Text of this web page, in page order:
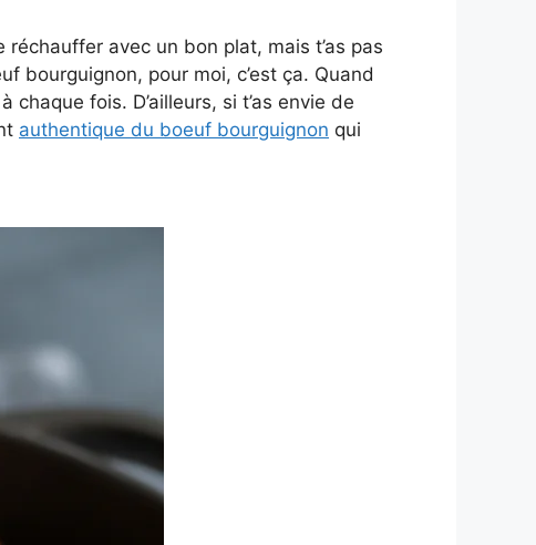
avec un bon plat, mais t’as pas
bourguignon, pour moi, c’est ça. Quand
fois. D’ailleurs, si t’as envie de
authentique du boeuf bourguignon qui